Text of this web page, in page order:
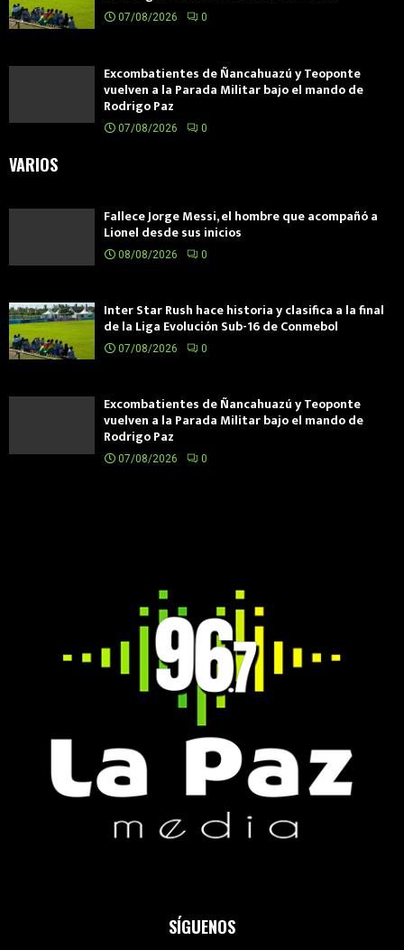
07/08/2026 0
Excombatientes de Ñancahuazú y Teoponte
vuelven a la Parada Militar bajo el mando de
Rodrigo Paz
07/08/2026 0
VARIOS
Fallece Jorge Messi, el hombre que acompañó a
Lionel desde sus inicios
08/08/2026 0
Inter Star Rush hace historia y clasifica a la final
de la Liga Evolución Sub-16 de Conmebol
07/08/2026 0
Excombatientes de Ñancahuazú y Teoponte
vuelven a la Parada Militar bajo el mando de
Rodrigo Paz
07/08/2026 0
SÍGUENOS